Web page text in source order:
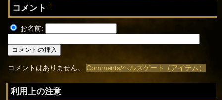
コメント†
お名前:
コメントはありません。Comments/ヘルズゲート（アイテム）
利用上の注意